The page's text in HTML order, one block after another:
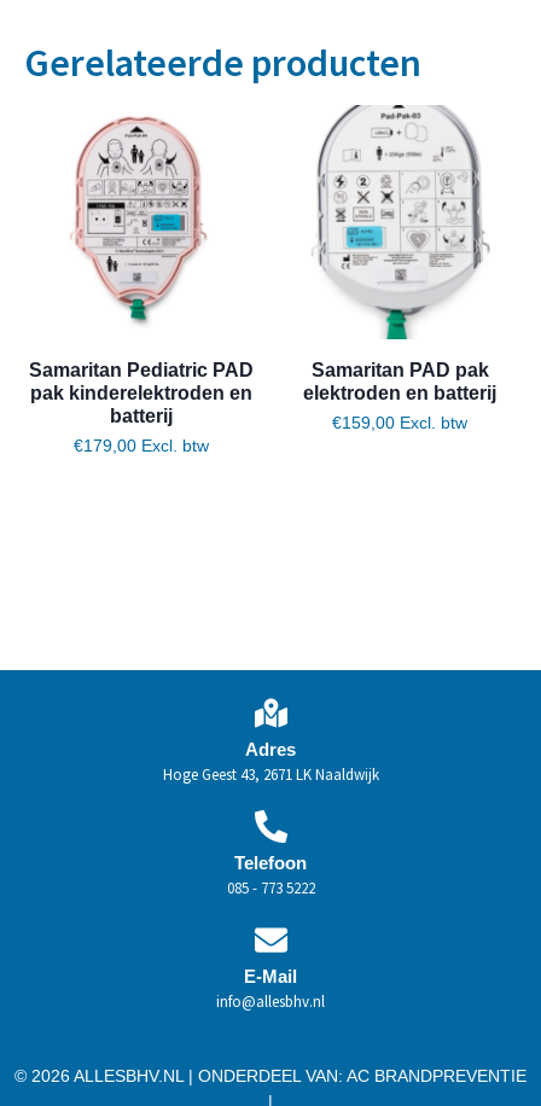
Gerelateerde producten
Samaritan Pediatric PAD
pak kinderelektroden en
batterij
€179,00 Excl. btw
Samaritan PAD pak
elektroden en batterij
€159,00 Excl. btw
Adres
Hoge Geest 43, 2671 LK Naaldwijk
Telefoon
085 - 773 5222
E-Mail
info@allesbhv.nl
© 2026 ALLESBHV.NL | ONDERDEEL VAN: AC BRANDPREVENTIE
|